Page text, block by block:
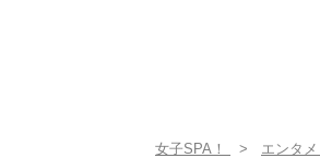
女子SPA！ エンタメ